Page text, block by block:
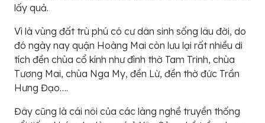
lấy quả.
Vì là vùng đất trù phú có cư dân sinh sống lâu đời, do
đó ngày nay quận Hoàng Mai còn lưu lại rất nhiều di
tích đền chùa cổ kính như đình thờ Tam Trinh, chùa
Tương Mai, chùa Nga My, đền Lừ, đền thờ đức Trần
Hưng Đạo….
Đây cũng là cái nôi của các làng nghề truyền thống